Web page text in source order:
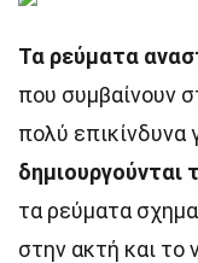
Τα ρεύματα
που συμβαίνουν
πολύ επικίνδυνα
τα ρεύματα
στην ακτή και το